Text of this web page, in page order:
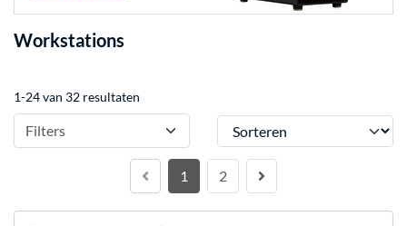
Workstations
1-24 van 32 resultaten
Filters Sorteren
1 2